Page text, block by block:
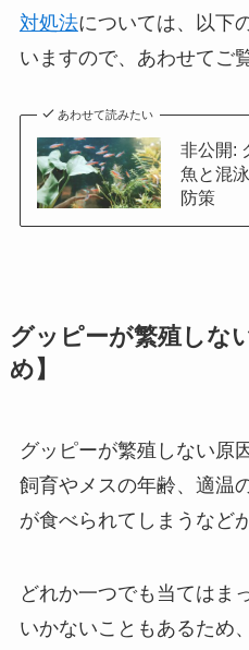
対処法については、以下
いますので、あわせてご
あわせて読みたい
非公開:
魚と混
防策
グッピーが繁殖しな
め】
グッピーが繁殖しない原
飼育やメスの年齢、適温
が食べられてしまうなど
どれか一つでも当てはま
いかないこともあるため